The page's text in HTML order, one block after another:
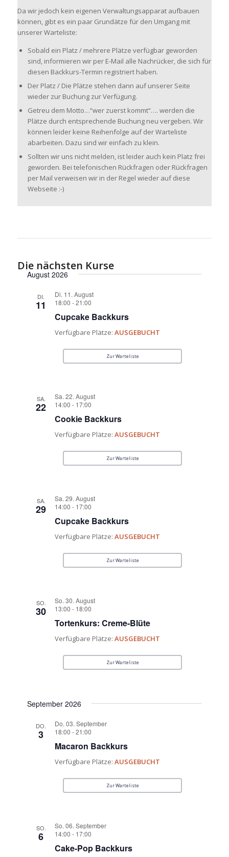
Da wir jedoch kein eigenen Verwaltungsapparat aufbauen
können, gibt es ein paar Grundätze für den Umgang mit
unserer Warteliste:
Sobald ein Platz / mehrere Plätze verfügbar geworden
sind, informieren wir per E-Mail alle Nachrücker, die sich für
diesen Backkurs-Termin registriert haben.
Der Platz / Die Plätze stehen dann auf unserer Seite
wieder zur Buchung zur Verfügung.
Getreu dem Motto…“wer zuerst kommt“…. werden die
Plätze durch entsprechende Buchung neu vergeben. Wir
können leider keine Reihenfolge auf der Warteliste
abarbeiten. Dazu sind wir einfach zu klein.
Sollten wir uns nicht melden, ist leider auch kein Platz frei
geworden. Bei telefonischen Rückfragen oder Rückfragen
per Mail verweisen wir in der Regel wieder auf diese
Webseite :-)
Die nächsten Kurse
August 2026
DI.
11
Di. 11. August
18:00 -21:00
Cupcake Backkurs
Verfügbare Plätze:AUSGEBUCHT
Zur Warteliste
SA.
22
Sa. 22. August
14:00 - 17:00
Cookie Backkurs
Verfügbare Plätze:AUSGEBUCHT
Zur Warteliste
SA.
29
Sa. 29. August
14:00 - 17:00
Cupcake Backkurs
Verfügbare Plätze:AUSGEBUCHT
Zur Warteliste
SO.
30
So. 30. August
13:00 - 18:00
Tortenkurs: Creme-Blüte
Verfügbare Plätze:AUSGEBUCHT
Zur Warteliste
September 2026
DO.
3
Do. 03. September
18:00 -21:00
Macaron Backkurs
Verfügbare Plätze:AUSGEBUCHT
Zur Warteliste
SO.
6
So. 06. September
14:00 - 17:00
Cake-Pop Backkurs